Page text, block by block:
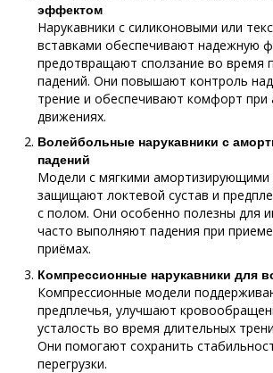
эффектом
Нарукавники с силиконовыми или
вставками обеспечивают надежную
предотвращают сползание во время
падений. Они повышают контроль
трение и обеспечивают комфорт при
движениях.
Волейбольные нарукавники с
падений
Модели с мягкими амортизирующими
защищают локтевой сустав и
с полом. Они особенно полезны для
часто выполняют падения при
приёмах.
Компрессионные нарукавники для
Компрессионные модели
предплечья, улучшают
усталость во время длительных
Они помогают сохранить
перегрузки.